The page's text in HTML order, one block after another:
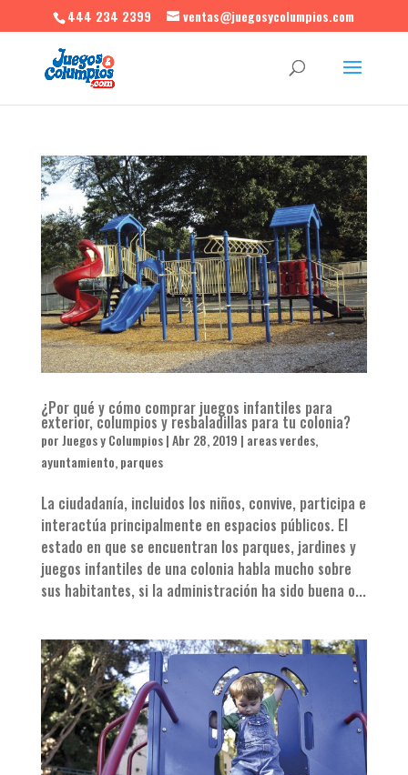
444 234 2399 ventas@juegosycolumpios.com
¿Por qué y cómo comprar juegos infantiles para
exterior, columpios y resbaladillas para tu colonia?
porJuegos y Columpios|Abr 28, 2019 | areas verdes,
ayuntamiento,parques
La ciudadanía, incluidos los niños, convive, participa e
interactúa principalmente en espacios públicos. El
estado en que se encuentran los parques, jardines y
juegos infantiles de una colonia habla mucho sobre
sus habitantes, si la administración ha sido buena o...